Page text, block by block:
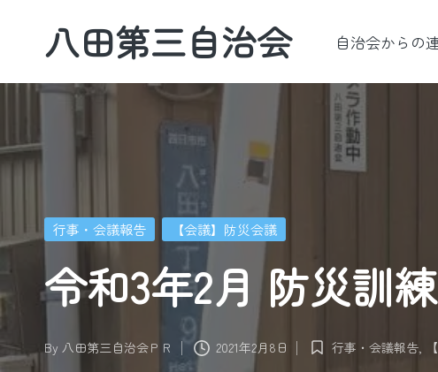
content
八田第三自治会
四
区
自治会からの
Posted
行事・会議報告 【会議】防災会議
令和3年2月 防災訓練
Posted
By 八田第三自治会ＰＲ 2021年2月8日
Posted
行事・会議報告,